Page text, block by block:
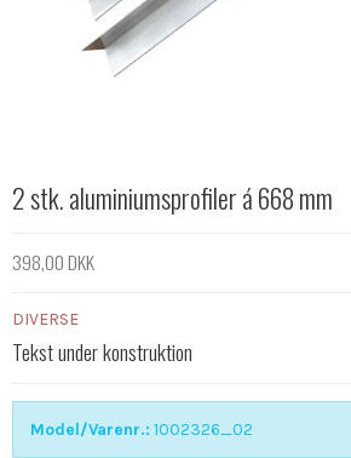
2 stk. aluminiumsprofiler á 668 mm
398,00 DKK
DIVERSE
Tekst under konstruktion
Model/Varenr.: 1002326_02